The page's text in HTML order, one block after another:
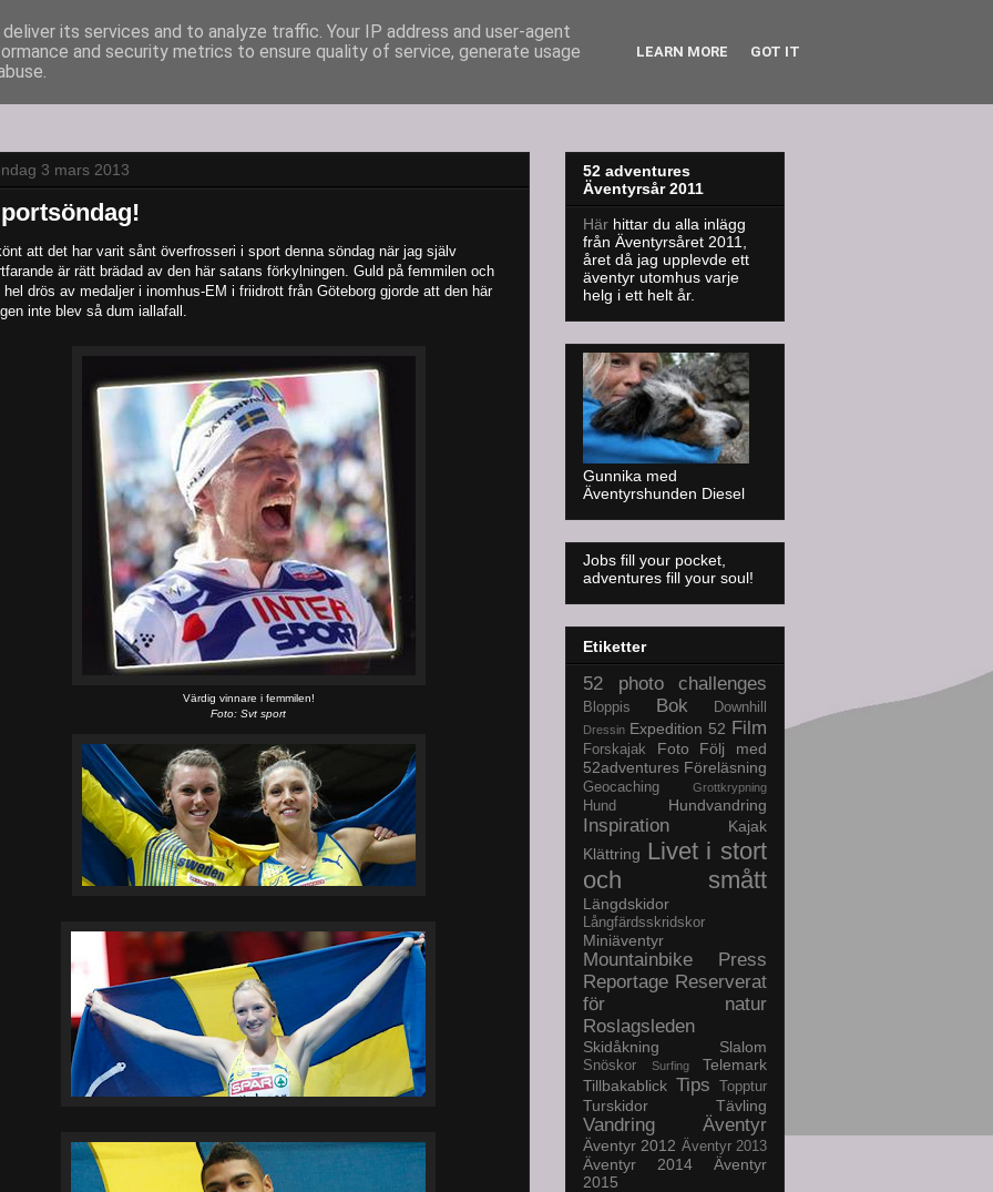
3 mars 2013
att det har varit sånt överfrosseri i sport denna söndag när jag själv
är rätt brädad av den här satans förkylningen. Guld på femmilen och
hel drös av medaljer i inomhus-EM i friidrott från Göteborg gjorde att den här
inte blev så dum iallafall.
Värdig vinnare i femmilen!
Foto: Svt sport
52 adventures
Äventyrsår 2011
Här hittar du alla inlägg
från Äventyrsåret 2011,
året då jag upplevde ett
äventyr utomhus varje
helg i ett helt år.
Gunnika med
Äventyrshunden Diesel
Jobs fill your pocket,
adventures fill your soul!
Etiketter
52 photo challenges
Bloppis Bok Downhill
Dressin Expedition 52 Film
Forskajak Foto
Följ med
52adventures Föreläsning
Geocaching Grottkrypning
Hund Hundvandring
Inspiration
Kajak
Klättring Livet i stort
och smått
Längdskidor
Långfärdsskridskor
Miniäventyr
Mountainbike
Press
Reportage Reserverat
för natur
Roslagsleden
Skidåkning Slalom
Snöskor Surfing
Telemark
Tillbakablick Tips Topptur
Turskidor Tävling
Vandring Äventyr
Äventyr 2012 Äventyr 2013
Äventyr 2014
Äventyr
2015
its services and to analyze traffic. Your IP address and user-agent
and security metrics to ensure quality of service, generate usage
LEARN MORE GOT IT